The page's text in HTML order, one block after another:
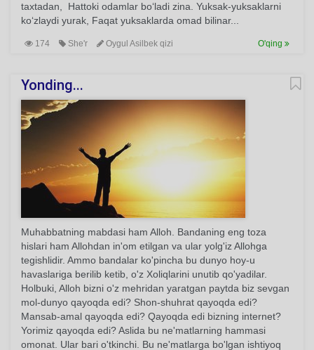
taxtadan, Hattoki odamlar bo‘ladi zina. Yuksak-yuksaklarni
ko‘zlaydi yurak, Faqat yuksaklarda omad bilinar...
174 She'r Oygul Asilbek qizi O'qing
Yonding...
Muhabbatning mabdasi ham Alloh. Bandaning eng toza
hislari ham Allohdan in'om etilgan va ular yolg'iz Allohga
tegishlidir. Ammo bandalar ko'pincha bu dunyo hoy-u
havaslariga berilib ketib, o'z Xoliqlarini unutib qo'yadilar.
Holbuki, Alloh bizni o'z mehridan yaratgan paytda biz sevgan
mol-dunyo qayoqda edi? Shon-shuhrat qayoqda edi?
Mansab-amal qayoqda edi? Qayoqda edi bizning internet?
Yorimiz qayoqda edi? Aslida bu ne'matlarning hammasi
omonat. Ular bari o'tkinchi. Bu ne'matlarga bo'lgan ishtiyoq